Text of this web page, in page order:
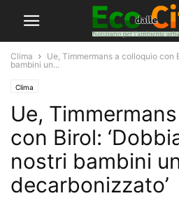
Clima
Ue, Timmermans a colloquio con
bambini un...
Clima
Ue,
con Birol:
nostri bambini
decarbonizzato’